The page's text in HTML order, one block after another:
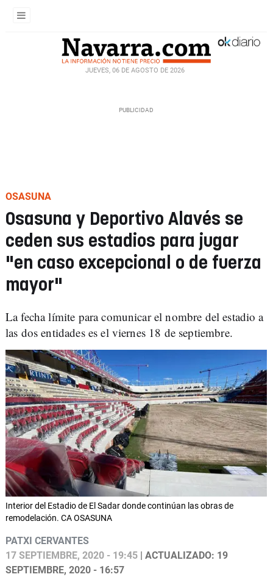
JUEVES, 06 DE AGOSTO DE 2026
OSASUNA
Osasuna y Deportivo Alavés se
ceden sus estadios para jugar
"en caso excepcional o de fuerza
mayor"
La fecha límite para comunicar el nombre del estadio a
las dos entidades es el viernes 18 de septiembre.
Interior del Estadio de El Sadar donde continúan las obras de
remodelación. CA OSASUNA
PATXI CERVANTES
17 SEPTIEMBRE, 2020 - 19:45 | ACTUALIZADO: 19
SEPTIEMBRE, 2020 - 16:57